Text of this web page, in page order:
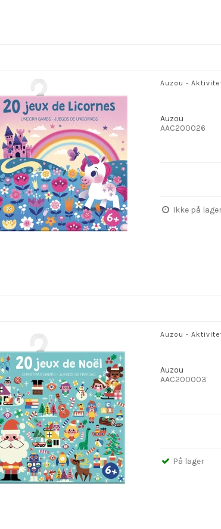
Auzou -
Auzou
AAC200026
Ikke på
Auzou -
Auzou
AAC200003
På lager